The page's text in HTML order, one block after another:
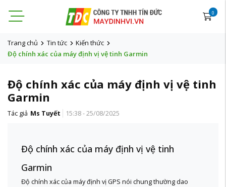
0
Trang chủ Tin tức
Kiến thức
Độ chính xác của máy định vị vệ tinh Garmin
Độ chính xác của máy định vị vệ tinh
Garmin
Tác giả Ms Tuyết 15:38 - 25/08/2025
Độ chính xác của máy định vị vệ tinh
Garmin
Độ chính xác của máy định vị GPS nói chung thường dao